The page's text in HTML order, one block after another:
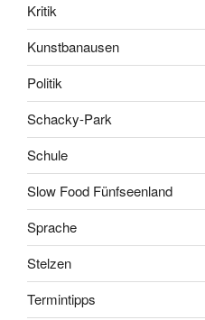
Kritik
Kunstbanausen
Politik
Schacky-Park
Schule
Slow Food Fünfseenland
Sprache
Stelzen
Termintipps